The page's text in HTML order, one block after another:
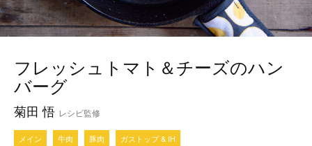
フレッシュトマト＆チーズのハン
バーグ
菊田 悟 レシピ監修
メイン 牛肉 豚肉 ガストップ & IH